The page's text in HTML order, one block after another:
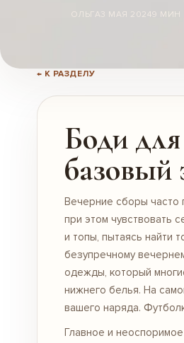
ОЛЬГА 3 МАЯ 20249 МИН
← К РАЗДЕЛУ
Боди для
базовый
Вечерние сборы часто
при этом чувствовать
и топы, пытаясь найти
безупречному
одежды, который
нижнего белья. На
вашего наряда.
Главное и